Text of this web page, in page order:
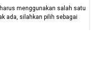
menggunakan salah satu
ada, silahkan pilih sebagai